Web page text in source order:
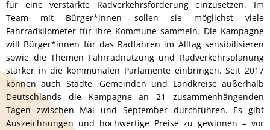
für eine verstärkte Radverkehrsförderung einzusetzen. Im
Team mit Bürger*innen sollen sie möglichst viele
Fahrradkilometer für ihre Kommune sammeln. Die Kampagne
will Bürger*innen für das Radfahren im Alltag sensibilisieren
sowie die Themen Fahrradnutzung und Radverkehrsplanung
stärker in die kommunalen Parlamente einbringen. Seit 2017
können auch Städte, Gemeinden und Landkreise außerhalb
Deutschlands die Kampagne an 21 zusammenhängenden
Tagen zwischen Mai und September durchführen. Es gibt
Auszeichnungen und hochwertige Preise zu gewinnen – vor